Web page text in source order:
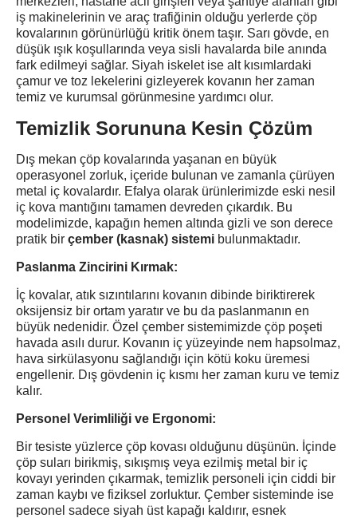
iş makinelerinin ve araç trafiğinin olduğu yerlerde çöp
kovalarının görünürlüğü kritik önem taşır. Sarı gövde, en
düşük ışık koşullarında veya sisli havalarda bile anında
fark edilmeyi sağlar. Siyah iskelet ise alt kısımlardaki
çamur ve toz lekelerini gizleyerek kovanın her zaman
temiz ve kurumsal görünmesine yardımcı olur.
Temizlik Sorununa Kesin Çözüm
Dış mekan çöp kovalarında yaşanan en büyük
operasyonel zorluk, içeride bulunan ve zamanla çürüyen
metal iç kovalardır. Efalya olarak ürünlerimizde eski nesil
iç kova mantığını tamamen devreden çıkardık. Bu
modelimizde, kapağın hemen altında gizli ve son derece
pratik bir çember (kasnak) sistemi bulunmaktadır.
Paslanma Zincirini Kırmak:
İç kovalar, atık sızıntılarını kovanın dibinde biriktirerek
oksijensiz bir ortam yaratır ve bu da paslanmanın en
büyük nedenidir. Özel çember sistemimizde çöp poşeti
havada asılı durur. Kovanın iç yüzeyinde nem hapsolmaz,
hava sirkülasyonu sağlandığı için kötü koku üremesi
engellenir. Dış gövdenin iç kısmı her zaman kuru ve temiz
kalır.
Personel Verimliliği ve Ergonomi:
Bir tesiste yüzlerce çöp kovası olduğunu düşünün. İçinde
çöp suları birikmiş, sıkışmış veya ezilmiş metal bir iç
kovayı yerinden çıkarmak, temizlik personeli için ciddi bir
zaman kaybı ve fiziksel zorluktur. Çember sisteminde ise
personel sadece siyah üst kapağı kaldırır, esnek